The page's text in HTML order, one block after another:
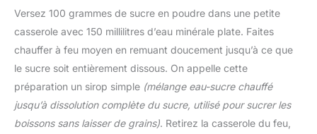
Versez 100 grammes de sucre en poudre dans une petite
casserole avec 150 millilitres d’eau minérale plate. Faites
chauffer à feu moyen en remuant doucement jusqu’à ce que
le sucre soit entièrement dissous. On appelle cette
préparation un sirop simple (mélange eau-sucre chauffé
jusqu’à dissolution complète du sucre, utilisé pour sucrer les
boissons sans laisser de grains). Retirez la casserole du feu,